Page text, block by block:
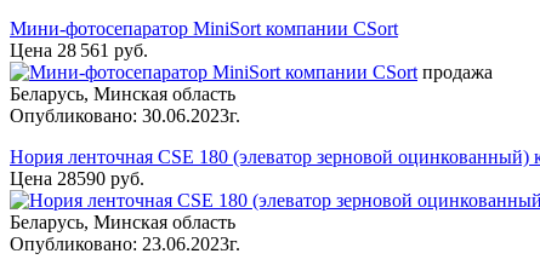
Мини-фотосепаратор MiniSort компании CSort
Цена 28 561 руб.
продажа
Беларусь, Минская область
Опубликовано: 30.06.2023г.
Нория ленточная CSE 180 (элеватор зерновой оцинкованный)
Цена 28590 руб.
Беларусь, Минская область
Опубликовано: 23.06.2023г.